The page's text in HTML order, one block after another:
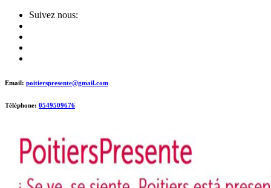
Skip
content
Suivez nous:
Email: poitierspresente@gmail.com
Téléphone: 0549509676